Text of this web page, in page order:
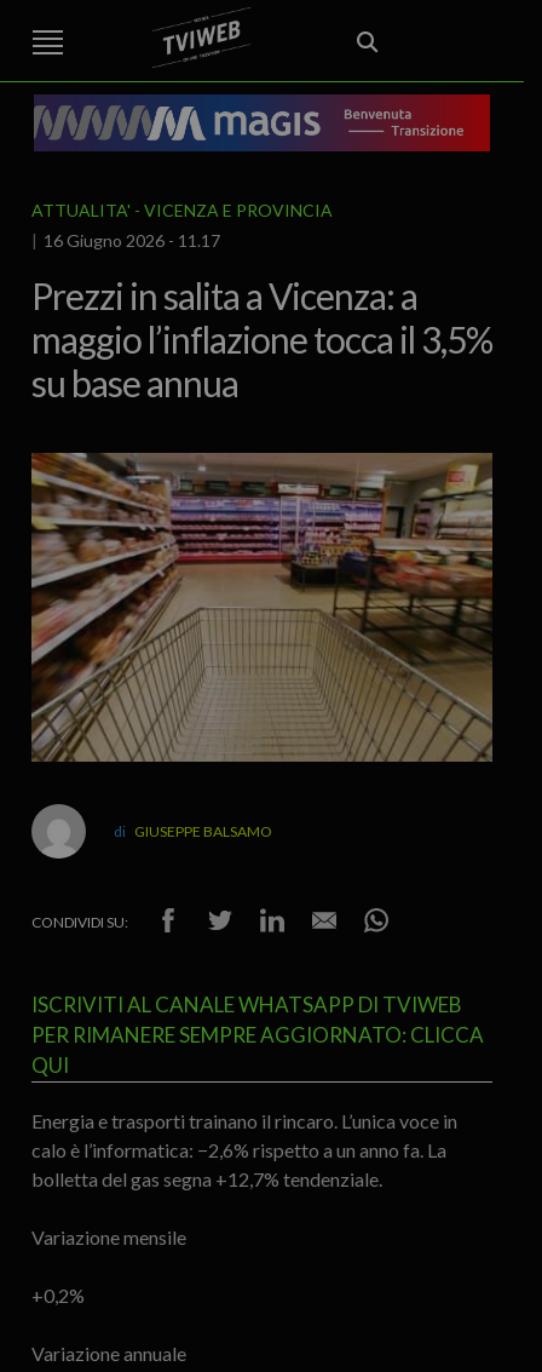
STREET TG CRONACA VENETO
VICENZA E PROVINCIA
AREA BERICA
ECONOMIA ATTUALITA’ POLITICA
EDITORIALE ITALIA E MONDO CURIOSITÀ – LIFESTYLE
CULTURA ARTE
SPORT
IL GRAFFIO FOOD & DRINK
ATTUALITA'
VICENZA E PROVINCIA
16 Giugno 2026 - 11.17
Prezzi in salita a Vicenza: a
maggio l’inflazione tocca il 3,5%
su base annua
GIUSEPPE BALSAMO
CONDIVIDI SU:
ISCRIVITI AL CANALE WHATSAPP DI TVIWEB
PER RIMANERE SEMPRE AGGIORNATO: CLICCA
QUI
Energia e trasporti trainano il rincaro. L’unica voce in
calo è l’informatica: −2,6% rispetto a un anno fa. La
bolletta del gas segna +12,7% tendenziale.
Variazione mensile
+0,2%
Variazione annuale